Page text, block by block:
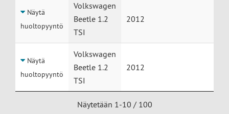
Näytä
huoltopyyntö
Volkswagen
Beetle 1.2
TSI
2012
Näytä
huoltopyyntö
Volkswagen
Beetle 1.2
TSI
2012
Näytetään 1-10 / 100